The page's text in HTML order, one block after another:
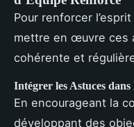
Pour renforcer
mettre en œuvre ces
cohérente et
Intégrer les Astuces
En encourageant la
développant des